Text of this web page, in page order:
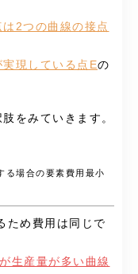
2つの曲線の接点
現している点Eの
をみていきます。
る場合の要素費用最小
ため費用は同じで
生産量が多い曲線